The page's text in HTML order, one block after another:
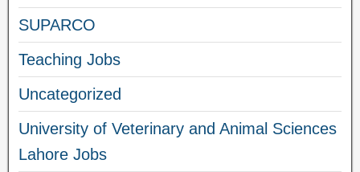
SUPARCO
Teaching Jobs
Uncategorized
University of Veterinary and Animal Sciences
Lahore Jobs